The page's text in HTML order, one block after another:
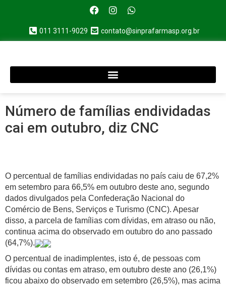
011 3111-9029 contato@sinprafarmasp.org.br
Número de famílias endividadas
cai em outubro, diz CNC
O percentual de famílias endividadas no país caiu de 67,2%
em setembro para 66,5% em outubro deste ano, segundo
dados divulgados pela Confederação Nacional do
Comércio de Bens, Serviços e Turismo (CNC). Apesar
disso, a parcela de famílias com dívidas, em atraso ou não,
continua acima do observado em outubro do ano passado
(64,7%).
O percentual de inadimplentes, isto é, de pessoas com
dívidas ou contas em atraso, em outubro deste ano (26,1%)
ficou abaixo do observado em setembro (26,5%), mas acima